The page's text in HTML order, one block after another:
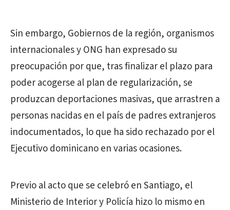
Sin embargo, Gobiernos de la región, organismos
internacionales y ONG han expresado su
preocupación por que, tras finalizar el plazo para
poder acogerse al plan de regularización, se
produzcan deportaciones masivas, que arrastren a
personas nacidas en el país de padres extranjeros
indocumentados, lo que ha sido rechazado por el
Ejecutivo dominicano en varias ocasiones.
Previo al acto que se celebró en Santiago, el
Ministerio de Interior y Policía hizo lo mismo en